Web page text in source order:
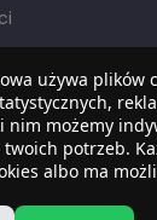
używa plików
nim możemy
potrzeb.
albo ma